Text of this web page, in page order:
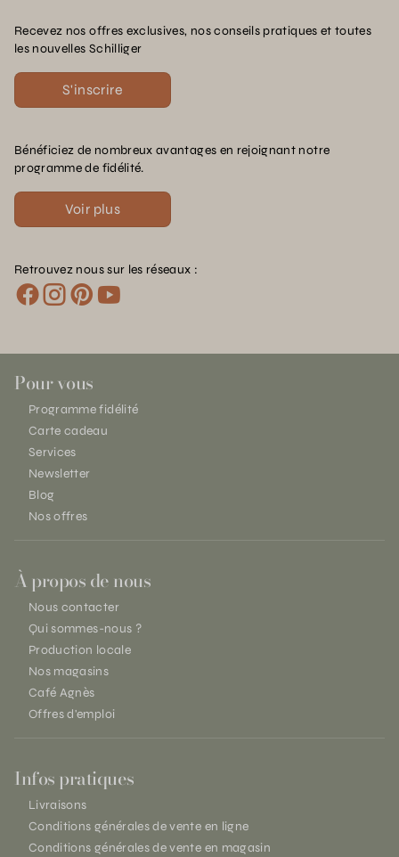
Recevez nos offres exclusives, nos conseils pratiques et toutes
les nouvelles Schilliger
S'inscrire
Bénéficiez de nombreux avantages en rejoignant notre
programme de fidélité.
Voir plus
Retrouvez nous sur les réseaux :
Pour vous
Programme fidélité
Carte cadeau
Services
Newsletter
Blog
Nos offres
À propos de nous
Nous contacter
Qui sommes-nous ?
Production locale
Nos magasins
Café Agnès
Offres d'emploi
Infos pratiques
Livraisons
Conditions générales de vente en ligne
Conditions générales de vente en magasin